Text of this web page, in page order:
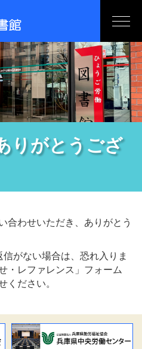
りがとうござ
合わせいただき、ありがとう
がない場合は、恐れ入りま
・レファレンス」フォーム
ください。